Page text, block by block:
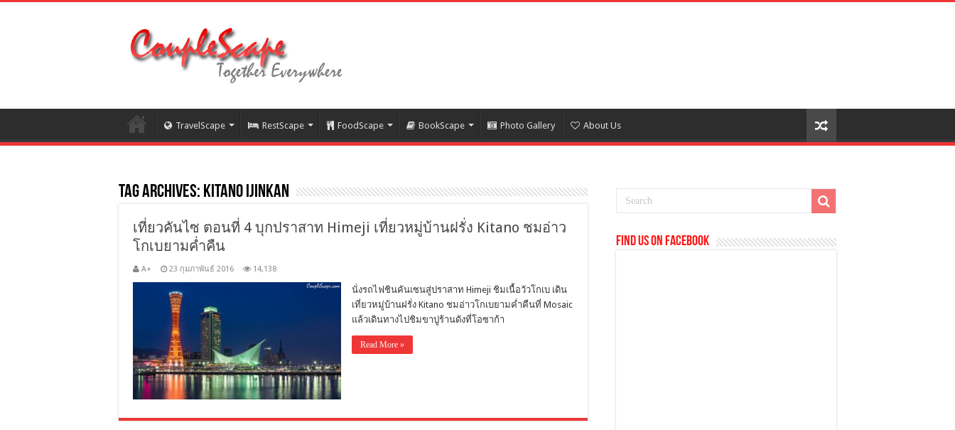
TravelScape RestScape FoodScape BookScape Photo Gallery About Us
Tag Archives: Kitano Ijinkan
เที่ยวคันไซ ตอนที่ 4 บุกปราสาท Himeji เที่ยวหมู่บ้านฝรั่ง Kitano ชมอ่าว
โกเบยามค่ำคืน
A+ 23 กุมภาพันธ์ 2016 14,138
นั่งรถไฟชินคันเซนสู่ปราสาท Himeji ชิมเนื้อวัวโกเบ เดิน
เที่ยวหมู่บ้านฝรั่ง Kitano ชมอ่าวโกเบยามค่ำคืนที่ Mosaic
แล้วเดินทางไปชิมขาปูร้านดังที่โอซาก้า
Read More »
Find us on Facebook